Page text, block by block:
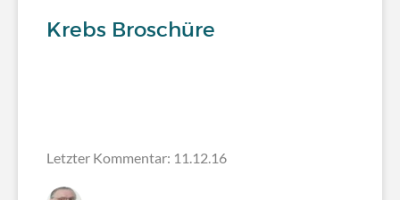
Krebs Broschüre
Letzter Kommentar: 11.12.16